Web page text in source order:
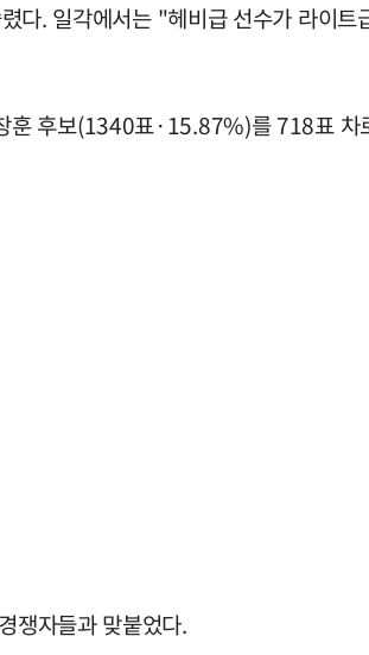
다. 일각에서는 "헤비급 선수가 라이트
훈 후보(1340표·15.87%)를 718표 차
쟁자들과 맞붙었다.